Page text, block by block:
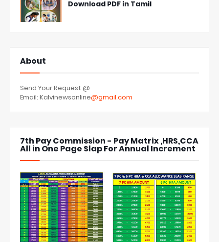
Download PDF in Tamil
About
Send Your Request @
Email: Kalvinewsonline@gmail.com
7th Pay Commission - Pay Matrix ,HRS,CCA
All in One Page Slap For Annual Increment